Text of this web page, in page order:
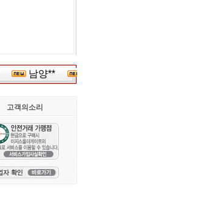
남양** 남양유업음****
고객의소리